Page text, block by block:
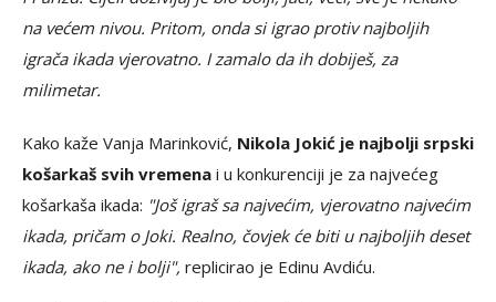
na većem nivou. Pritom, onda si igrao protiv najboljih
igrača ikada vjerovatno. I zamalo da ih dobiješ, za
milimetar.
Kako kaže Vanja Marinković, Nikola Jokić je najbolji srpski
košarkaš svih vremena i u konkurenciji je za najvećeg
košarkaša ikada: "Još igraš sa najvećim, vjerovatno najvećim
ikada, pričam o Joki. Realno, čovjek će biti u najboljih deset
ikada, ako ne i bolji", replicirao je Edinu Avdiću.